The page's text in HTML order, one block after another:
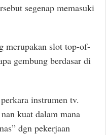
segenap memasuki
merupakan slot top-of-
gembung berdasar di
instrumen tv.
kuat dalam mana
dgn pekerjaan